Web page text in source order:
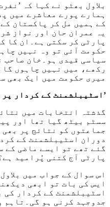
بلاول بھٹو نے کہا کہ
ہمارے پورے معاشرے میں
کے ہمیں مل کر پاکستان
یہ عمران حان اور نواز
پارٹی کر سکتی ہے۔ان کا
حکومت آئی تو وہ نہیں
سیاسی قیدی ہو۔خان صاحب
رکھے، میں نہیں چاہوں
میری حکومت میں ایک بھی
’اسٹیبلشمنٹ کے کردار
گذشتہ انتخابات میں
سسٹم بیٹھ گیا تھا اور
جماعتوں کو نتائج پر
دوران اسٹیبلشمنٹ کے
گئے تھے تو ایسے ماضی کے
پارٹی آج کتنی پُرامید
اس سوال کے جواب میں
ایس کی بات تو ابھی
اسٹیبلشمنٹ کے کردار کی
جدوجہد کرنی ہو گی۔تاہم